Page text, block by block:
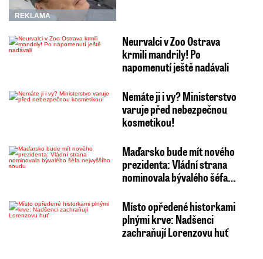
REKLAMA
Neurvalci v Zoo Ostrava
krmili mandrily! Po
napomenutí ještě nadávali
Nemáte ji i vy? Ministerstvo
varuje před nebezpečnou
kosmetikou!
Maďarsko bude mít nového
prezidenta: Vládní strana
nominovala bývalého šéfa…
Místo opředené historkami
plnými krve: Nadšenci
zachraňují Lorenzovu huť